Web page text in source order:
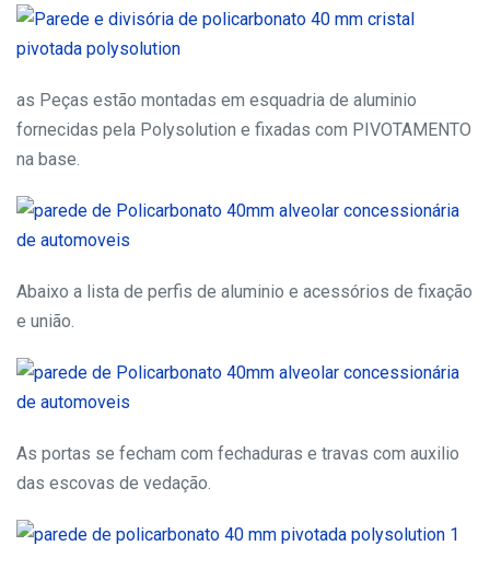
as Peças estão montadas em esquadria de aluminio
fornecidas pela Polysolution e fixadas com PIVOTAMENTO
na base.
Abaixo a lista de perfis de aluminio e acessórios de fixação
e união.
As portas se fecham com fechaduras e travas com auxilio
das escovas de vedação.